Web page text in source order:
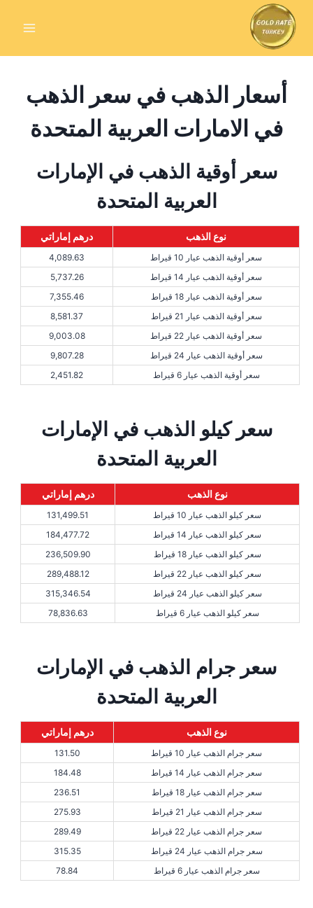
أسعار الذهب في سعر الذهب
في الامارات العربية المتحدة
سعر أوقية الذهب في الإمارات
العربية المتحدة
نوع الذهب درهم إماراتي
سعر أوقية الذهب عيار 10 قيراط
4,089.63
سعر أوقية الذهب عيار 14 قيراط
5,737.26
سعر أوقية الذهب عيار 18 قيراط
7,355.46
سعر أوقية الذهب عيار 21 قيراط
8,581.37
سعر أوقية الذهب عيار 22 قيراط
9,003.08
سعر أوقية الذهب عيار 24 قيراط
9,807.28
سعر أوقية الذهب عيار 6 قيراط
2,451.82
سعر كيلو الذهب في الإمارات
العربية المتحدة
نوع الذهب درهم إماراتي
سعر كيلو الذهب عيار 10 قيراط
131,499.51
سعر كيلو الذهب عيار 14 قيراط
184,477.72
سعر كيلو الذهب عيار 18 قيراط
236,509.90
سعر كيلو الذهب عيار 22 قيراط
289,488.12
سعر كيلو الذهب عيار 24 قيراط
315,346.54
سعر كيلو الذهب عيار 6 قيراط
78,836.63
سعر جرام الذهب في الإمارات
العربية المتحدة
نوع الذهب درهم إماراتي
سعر جرام الذهب عيار 10 قيراط
131.50
سعر جرام الذهب عيار 14 قيراط
184.48
سعر جرام الذهب عيار 18 قيراط
236.51
سعر جرام الذهب عيار 21 قيراط
275.93
سعر جرام الذهب عيار 22 قيراط
289.49
سعر جرام الذهب عيار 24 قيراط
315.35
سعر جرام الذهب عيار 6 قيراط
78.84